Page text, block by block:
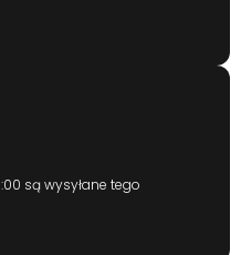
są wysyłane tego